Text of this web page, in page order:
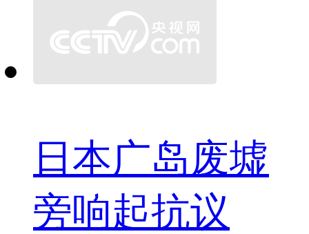
日本广岛废墟
旁响起抗议